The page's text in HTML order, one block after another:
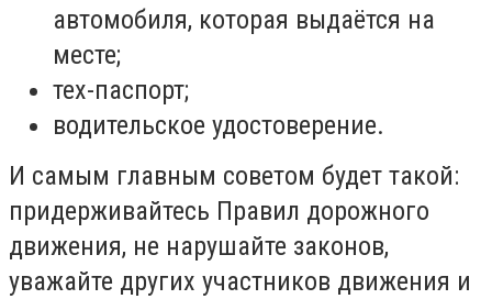
автомобиля, которая выдаётся на
месте;
тех-паспорт;
водительское удостоверение.
И самым главным советом будет такой:
придерживайтесь Правил дорожного
движения, не нарушайте законов,
уважайте других участников движения и